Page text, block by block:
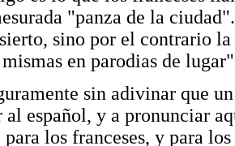
"panza de la
sino por el contrario
en parodias de
sin adivinar que
al español, y a pronunciar
para los franceses, y para